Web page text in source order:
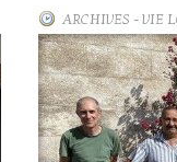
ARCHIVES -VIE